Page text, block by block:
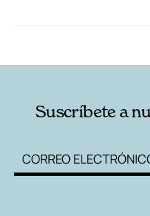
Suscríbete a